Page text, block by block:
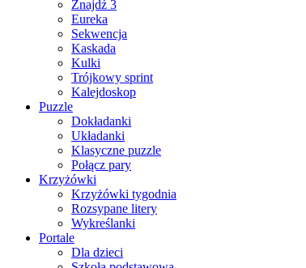
Znajdź 3
Eureka
Sekwencja
Kaskada
Kulki
Trójkowy sprint
Kalejdoskop
Puzzle
Dokładanki
Układanki
Klasyczne puzzle
Połącz pary
Krzyżówki
Krzyżówki tygodnia
Rozsypane litery
Wykreślanki
Portale
Dla dzieci